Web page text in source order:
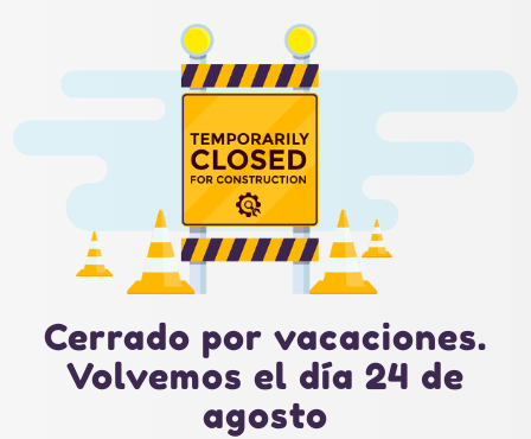
Cerrado por vacaciones.
Volvemos el día 24 de
agosto